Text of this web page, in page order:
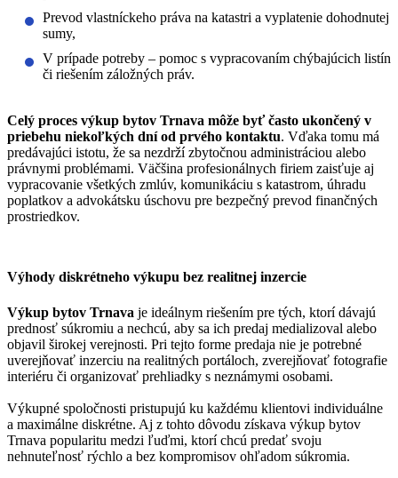
Prevod vlastníckeho práva na katastri a vyplatenie dohodnutej
sumy,
V prípade potreby – pomoc s vypracovaním chýbajúcich listín
či riešením záložných práv.
Celý proces výkup bytov Trnava môže byť často ukončený v
priebehu niekoľkých dní od prvého kontaktu. Vďaka tomu má
predávajúci istotu, že sa nezdrží zbytočnou administráciou alebo
právnymi problémami. Väčšina profesionálnych firiem zaisťuje aj
vypracovanie všetkých zmlúv, komunikáciu s katastrom, úhradu
poplatkov a advokátsku úschovu pre bezpečný prevod finančných
prostriedkov.
Výhody diskrétneho výkupu bez realitnej inzercie
Výkup bytov Trnava je ideálnym riešením pre tých, ktorí dávajú
prednosť súkromiu a nechcú, aby sa ich predaj medializoval alebo
objavil širokej verejnosti. Pri tejto forme predaja nie je potrebné
uverejňovať inzerciu na realitných portáloch, zverejňovať fotografie
interiéru či organizovať prehliadky s neznámymi osobami.
Výkupné spoločnosti pristupujú ku každému klientovi individuálne
a maximálne diskrétne. Aj z tohto dôvodu získava výkup bytov
Trnava popularitu medzi ľuďmi, ktorí chcú predať svoju
nehnuteľnosť rýchlo a bez kompromisov ohľadom súkromia.